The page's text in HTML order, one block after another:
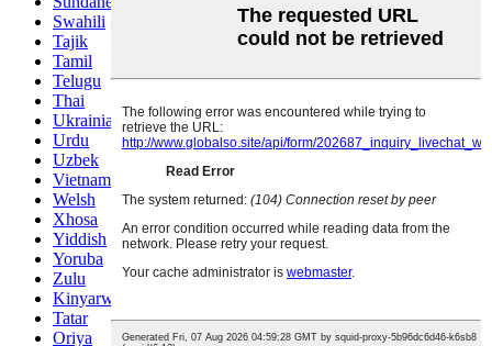
Swahili
Tajik
Tamil
Telugu
Thai
Ukrainian
Urdu
Uzbek
Vietnamese
Welsh
Xhosa
Yiddish
Yoruba
Zulu
Kinyarwanda
Tatar
Oriya